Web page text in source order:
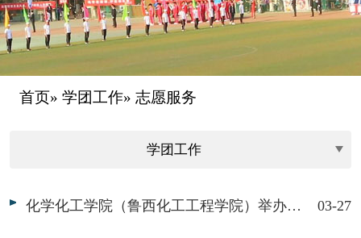
首页» 学团工作» 志愿服务
化学化工学院（鲁西化工工程学院）举办“反诈护银龄，平安进公园”志愿服务活动 03-27